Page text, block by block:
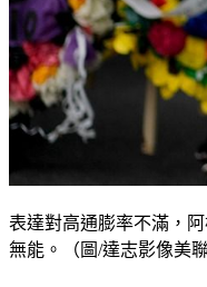
無能。（圖/達志影像美